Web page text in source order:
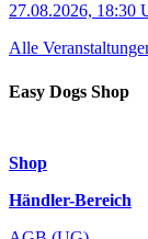
27.08.2026, 18:30
Alle
Easy Dogs Shop
Shop
Händler-Bereich